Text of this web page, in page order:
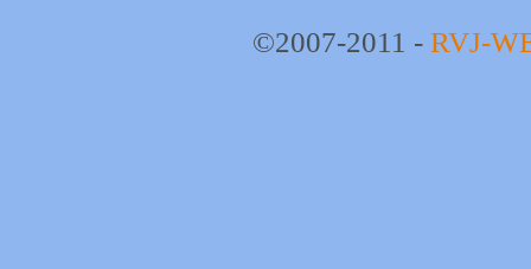
©2007-2011 - RVJ-